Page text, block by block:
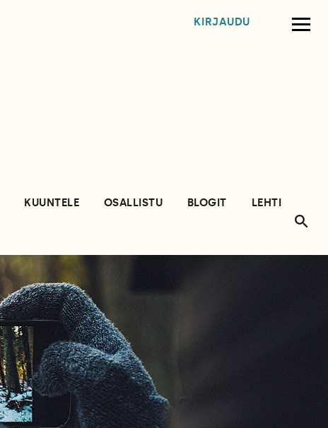
KIRJAUDU
KUUNTELE OSALLISTU BLOGIT
LEHTI